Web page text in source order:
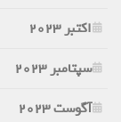
اکتبر 2023
سپتامبر 2023
آگوست 2023